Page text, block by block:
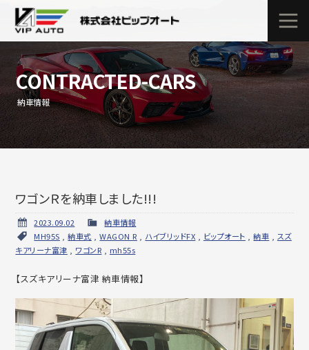
CONTRACTED-CARS
納車情報
ワゴンＲを納車しました!!!
2023.09.02
納車情報
MH95S ,納車式 ,WAGON R ハイブリッドFX ビップオート ,納車
スズ
キアリーナ富津
ワゴンR mh55s
【スズキアリーナ富津 納車情報】